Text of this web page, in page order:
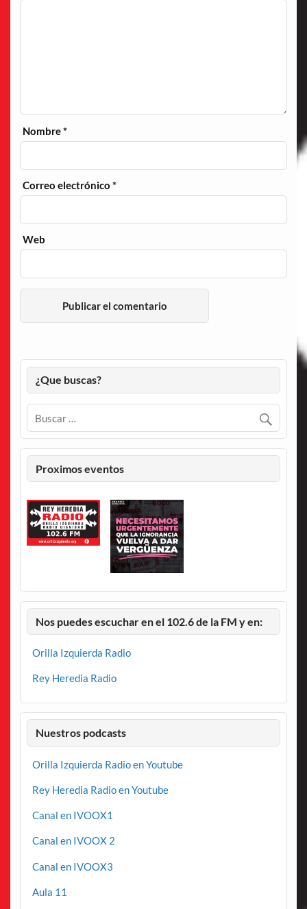
Nombre*
Correo electrónico*
Web
¿Que buscas?
Proximos eventos
Nos puedes escuchar en el 102.6 de la FM y en:
Orilla Izquierda Radio
Rey Heredia Radio
Nuestros podcasts
Orilla Izquierda Radio en Youtube
Rey Heredia Radio en Youtube
Canal en IVOOX1
Canal en IVOOX 2
Canal en IVOOX3
Aula 11